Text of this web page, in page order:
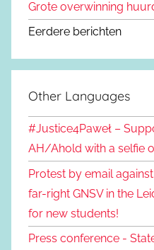
Grote overwinning
Eerdere berichten
Other Languages
#Justice4Paweł –
AH/Ahold with a selfie
Protest by email
far-right GNSV in the
for new students!
Press conference -